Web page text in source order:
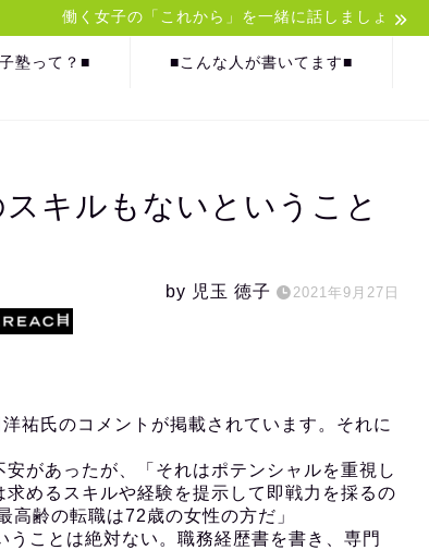
働く女子の「これから」を一緒に話しましょ
塾って？■ ■こんな人が書いてます■
キルもないということ
by 児玉 徳子 2021年9月27日
祐氏のコメントが掲載されています。それに
があったが、「それはポテンシャルを重視し
めるスキルや経験を提示して即戦力を採るの
齢の転職は72歳の女性の方だ」
うことは絶対ない。職務経歴書を書き、専門